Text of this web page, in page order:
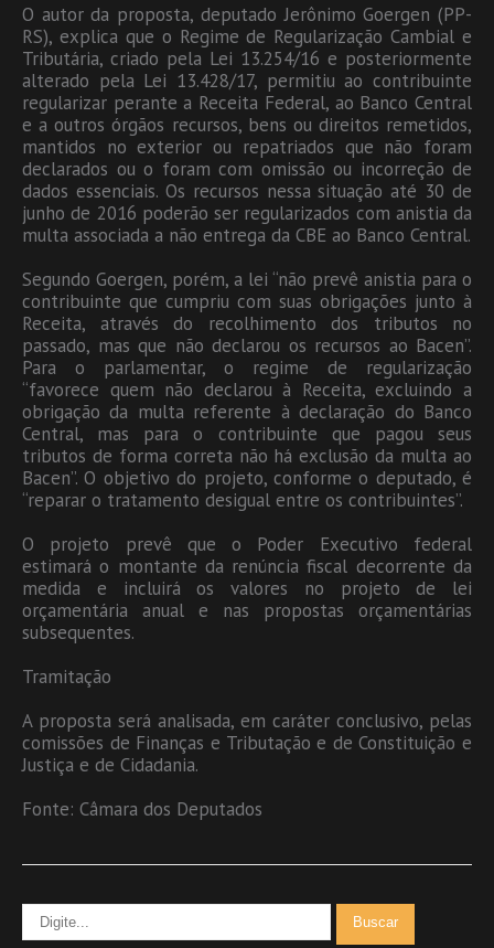
O autor da proposta, deputado Jerônimo Goergen (PP-
RS), explica que o Regime de Regularização Cambial e
Tributária, criado pela Lei 13.254/16 e posteriormente
alterado pela Lei 13.428/17, permitiu ao contribuinte
regularizar perante a Receita Federal, ao Banco Central
e a outros órgãos recursos, bens ou direitos remetidos,
mantidos no exterior ou repatriados que não foram
declarados ou o foram com omissão ou incorreção de
dados essenciais. Os recursos nessa situação até 30 de
junho de 2016 poderão ser regularizados com anistia da
multa associada a não entrega da CBE ao Banco Central.
Segundo Goergen, porém, a lei “não prevê anistia para o
contribuinte que cumpriu com suas obrigações junto à
Receita, através do recolhimento dos tributos no
passado, mas que não declarou os recursos ao Bacen”.
Para o parlamentar, o regime de regularização
“favorece quem não declarou à Receita, excluindo a
obrigação da multa referente à declaração do Banco
Central, mas para o contribuinte que pagou seus
tributos de forma correta não há exclusão da multa ao
Bacen”. O objetivo do projeto, conforme o deputado, é
“reparar o tratamento desigual entre os contribuintes”.
O projeto prevê que o Poder Executivo federal
estimará o montante da renúncia fiscal decorrente da
medida e incluirá os valores no projeto de lei
orçamentária anual e nas propostas orçamentárias
subsequentes.
Tramitação
A proposta será analisada, em caráter conclusivo, pelas
comissões de Finanças e Tributação e de Constituição e
Justiça e de Cidadania.
Fonte: Câmara dos Deputados